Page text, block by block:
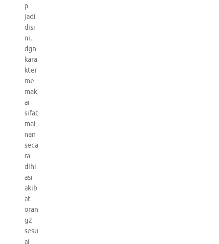
p
jadi
disi
ni,
dgn
kara
kter
me
mak
ai
sifat
mai
nan
seca
ra
dihi
asi
akib
at
oran
g2
sesu
ai